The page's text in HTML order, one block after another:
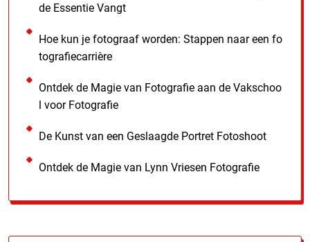
de Essentie Vangt
Hoe kun je fotograaf worden: Stappen naar een fo
tografiecarrière
Ontdek de Magie van Fotografie aan de Vakschoo
l voor Fotografie
De Kunst van een Geslaagde Portret Fotoshoot
Ontdek de Magie van Lynn Vriesen Fotografie